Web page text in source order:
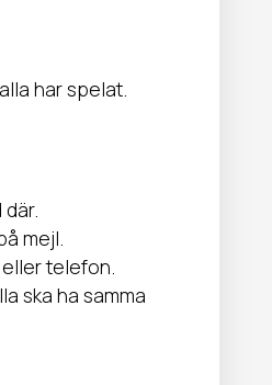
har spelat.
mejl.
telefon.
ska ha samma